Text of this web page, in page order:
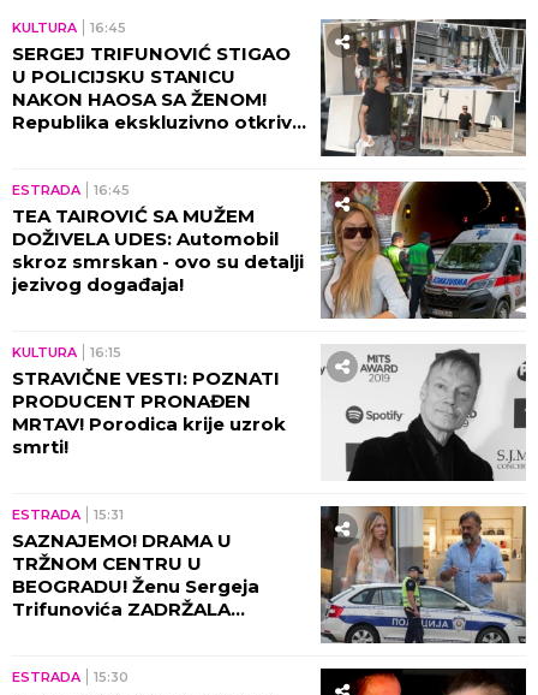
RIJALITI ZVEZDA ŽIVI U RASKOŠNOJ VILI U
BEOGRADU
Kuća ima 132 kvadrata, a samo
kupatilo je kao GARSONJERA: "On je jedini
naslednik"
"NJU TREBA LEČITI"Marija Kulić
dobila poruku, oglasila se i otkrila
sve o odnosu Miljane i Zole
Janik Siner se povlači?